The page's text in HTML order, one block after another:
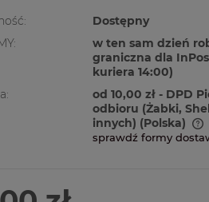
Dostępny
w ten sam dzień
graniczna dla
kuriera 14:00)
od 10,00 zł - DPD
odbioru (Żabki,
innych) (Polska)
sprawdź formy